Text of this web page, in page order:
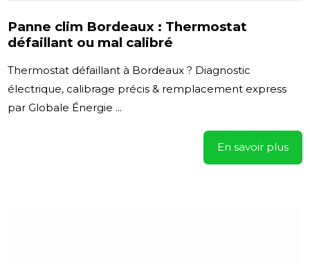
Panne clim Bordeaux : Thermostat
défaillant ou mal calibré
Thermostat défaillant à Bordeaux ? Diagnostic
électrique, calibrage précis & remplacement express
par Globale Énergie ...
En savoir plus